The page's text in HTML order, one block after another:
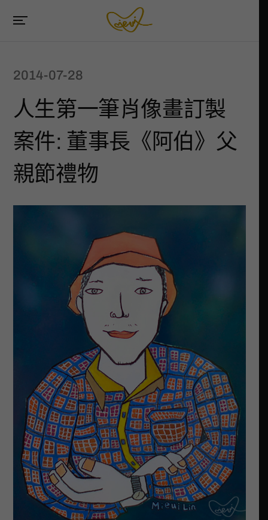
2014-07-28
人生第一筆肖像畫訂製
案件: 董事長《阿伯》父
親節禮物